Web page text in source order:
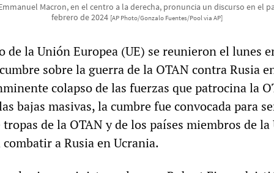
Macron, en el centro a la derecha, pronuncia un discurso en el
febrero de 2024 [AP Photo/Gonzalo Fuentes/Pool via AP]
de la Unión Europea (UE) se reunieron el lunes
sobre la guerra de la OTAN contra Rusia
colapso de las fuerzas que patrocina la
bajas masivas, la cumbre fue convocada para
de la OTAN y de los países miembros de
a Rusia en Ucrania.